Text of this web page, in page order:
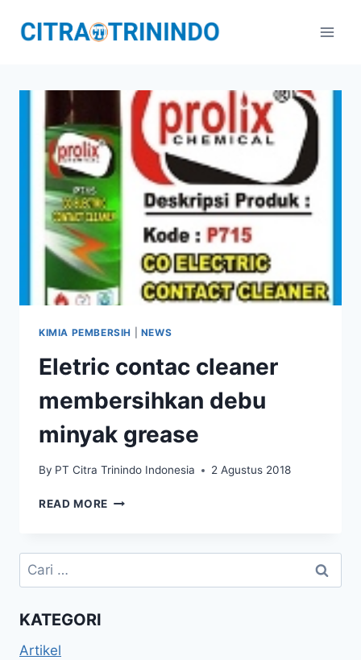
KIMIA PEMBERSIH NEWS
Eletric contac cleaner
membersihkan debu
minyak grease
By PT Citra Trinindo Indonesia 2 Agustus 2018
READ MORE
KATEGORI
Artikel